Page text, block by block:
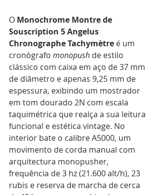
O Monochrome Montre de
Souscription 5 Angelus
Chronographe Tachymètre é um
cronógrafo monopush de estilo
clássico com caixa em aço de 37 mm
de diâmetro e apenas 9,25 mm de
espessura, exibindo um mostrador
em tom dourado 2N com escala
taquimétrica que realça a sua leitura
funcional e estética vintage. No
interior bate o calibre A5000, um
movimento de corda manual com
arquitectura monopusher,
frequência de 3 hz (21.600 alt/h), 23
rubis e reserva de marcha de cerca